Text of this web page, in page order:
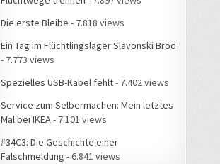
Die erste Bleibe - 7.818 views
Ein Tag im Flüchtlingslager Slavonski Brod
- 7.773 views
Spezielles USB-Kabel fehlt- 7.402 views
Service zum Selbermachen: Mein letztes
Mal bei IKEA - 7.101 views
#34C3: Die Geschichte einer
Falschmeldung - 6.841 views